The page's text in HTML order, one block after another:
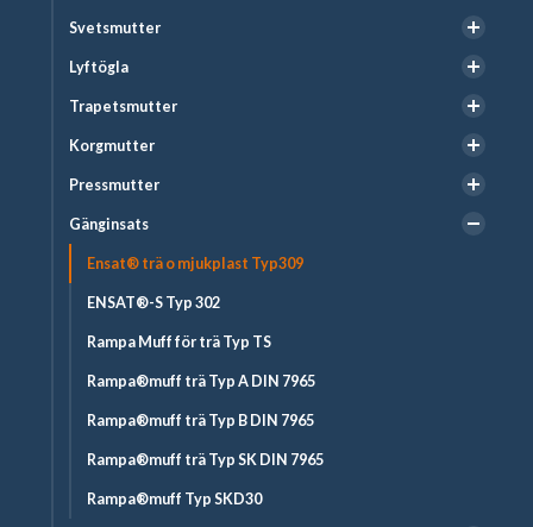
Svetsmutter
Lyftögla
Trapetsmutter
Korgmutter
Pressmutter
Gänginsats
Ensat® trä o mjukplast Typ309
ENSAT®-S Typ 302
Rampa Muff för trä Typ TS
Rampa®muff trä Typ A DIN 7965
Rampa®muff trä Typ B DIN 7965
Rampa®muff trä Typ SK DIN 7965
Rampa®muff Typ SKD30